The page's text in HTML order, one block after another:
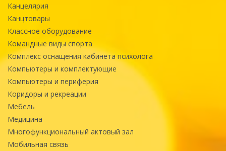
Канцелярия
Канцтовары
Классное оборудование
Командные виды спорта
Комплекс оснащения кабинета психолога
Компьютеры и комплектующие
Компьютеры и периферия
Коридоры и рекреации
Мебель
Медицина
Многофункциональный актовый зал
Мобильная связь